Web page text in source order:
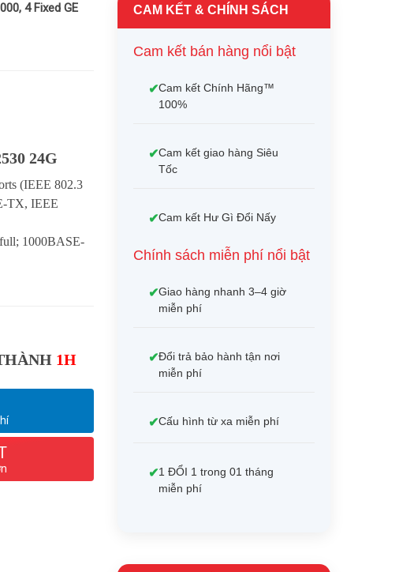
4 Fixed GE
24G
(IEEE 802.3
TX, IEEE
1000BASE-
1H
CAM KẾT & CHÍNH SÁCH
Cam kết bán hàng nổi bật
Cam kết Chính Hãng™
100%
Cam kết giao hàng Siêu
Tốc
Cam kết Hư Gì Đổi Nấy
Chính sách miễn phí nổi bật
Giao hàng nhanh 3–4 giờ
miễn phí
Đổi trả bảo hành tận nơi
miễn phí
Cấu hình từ xa miễn phí
1 ĐỔI 1 trong 01 tháng
miễn phí